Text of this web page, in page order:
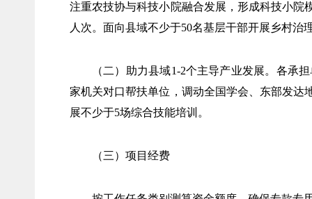
注重农技协与科技小院融合发展，形成科技小院
人次。面向县域不少于50名基层干部开展乡村治
（二）助力县域1-2个主导产业发展。各承
家机关对口帮扶单位，调动全国学会、东部发达
展不少于5场综合技能培训。
（三）项目经费